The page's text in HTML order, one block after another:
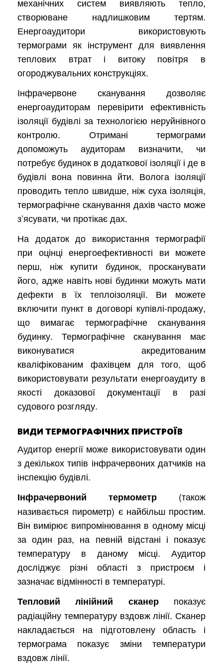
механічних систем виявляють тепло,
створюване надлишковим тертям.
Енергоаудитори використовують
термограми як інструмент для виявлення
теплових втрат і витоку повітря в
огороджувальних конструкціях.
Інфрачервоне сканування дозволяє
енергоаудиторам перевірити ефективність
ізоляції будівлі за технологією неруйнівного
контролю. Отримані термограми
допоможуть аудиторам визначити, чи
потребує будинок в додаткової ізоляції і де в
будівлі вона повинна йти. Волога ізоляції
проводить тепло швидше, ніж суха ізоляція,
термографічне сканування дахів часто може
з’ясувати, чи протікає дах.
На додаток до використання термографії
при оцінці енергоефективності ви можете
перш, ніж купити будинок, просканувати
його, адже навіть нові будинки можуть мати
дефекти в їх теплоізоляції. Ви можете
включити пункт в договорі купівлі-продажу,
що вимагає термографічне сканування
будинку. Термографічне сканування має
виконуватися акредитованим
кваліфікованим фахівцем для того, щоб
використовувати результати енергоаудиту в
якості доказової документації в разі
судового розгляду.
ВИДИ ТЕРМОГРАФІЧНИХ ПРИСТРОЇВ
Аудитор енергії може використовувати один
з декількох типів інфрачервоних датчиків на
інспекцію будівлі.
Інфрачервоний термометр (також
називається пирометр) є найбільш простим.
Він вимірює випромінювання в одному місці
за один раз, на певній відстані і показує
температуру в даному місці. Аудитор
досліджує різні області з пристроєм і
зазначає відмінності в температурі.
Тепловий лінійний сканерпоказує
радіаційну температуру вздовж лінії. Сканер
накладається на підготовлену область і
термограма показує зміни температури
вздовж лінії.